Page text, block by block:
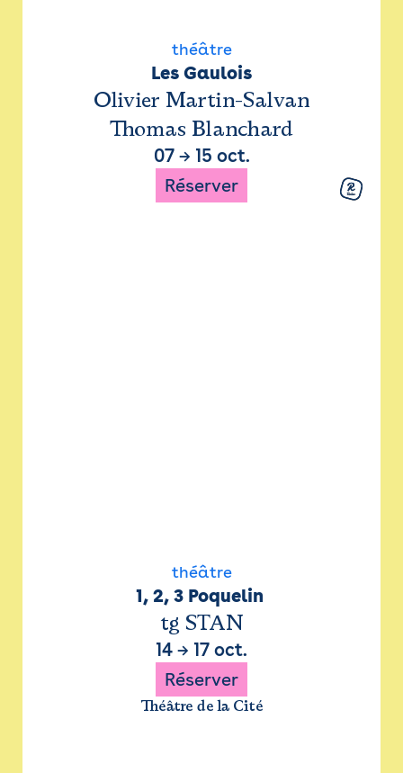
théâtre
Les Gaulois
Olivier Martin-Salvan
Thomas Blanchard
07→ 15 oct.
Réserver
théâtre
1, 2, 3 Poquelin
tg STAN
14 → 17 oct.
Réserver
Théâtre de la Cité